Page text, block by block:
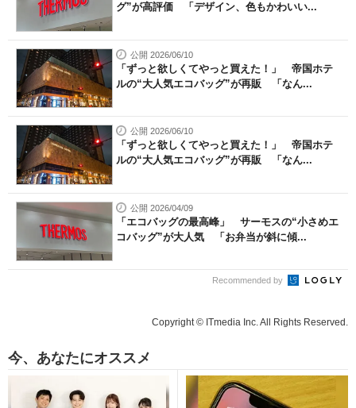
グ”が高評価 「デザイン、色もかわいい...
公開 2026/06/10
「ずっと欲しくてやっと買えた！」 帝国ホテ
ルの“大人気エコバッグ”が再販 「なん...
公開 2026/06/10
「ずっと欲しくてやっと買えた！」 帝国ホテ
ルの“大人気エコバッグ”が再販 「なん...
公開 2026/04/09
「エコバッグの最高峰」 サーモスの“小さめエ
コバッグ”が大人気 「お弁当が斜に傾...
Recommended by
Copyright © ITmedia Inc. All Rights Reserved.
今、あなたにオススメ